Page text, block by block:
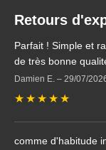
Retours
Parfait ! Simple et
de très bonne
Damien E. – 29/07/
★ ★ ★ ★ ★
comme d'habitude